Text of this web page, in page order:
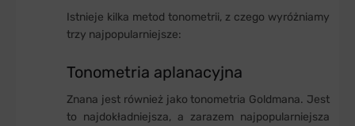
Istnieje kilka metod tonometrii, z czego wyróżniamy
trzy najpopularniejsze:
Tonometria aplanacyjna
Znana jest również jako tonometria Goldmana. Jest
to najdokładniejsza, a zarazem najpopularniejsza